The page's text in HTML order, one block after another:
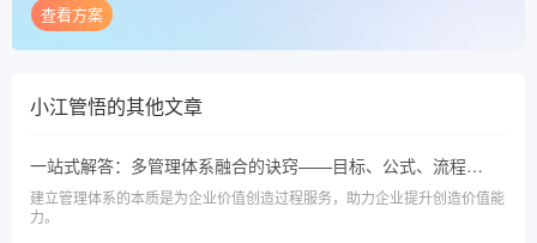
查看方案
小江管悟的其他文章
一站式解答：多管理体系融合的诀窍——目标、公式、流程与工具，一网打尽
建立管理体系的本质是为企业价值创造过程服务，助力企业提升创造价值能
力。